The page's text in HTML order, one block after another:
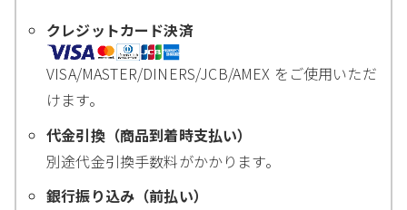
クレジットカード決済
VISA/MASTER/DINERS/JCB/AMEX をご使用いただ
けます。
代金引換（商品到着時支払い）
別途代金引換手数料がかかります。
銀行振り込み（前払い）